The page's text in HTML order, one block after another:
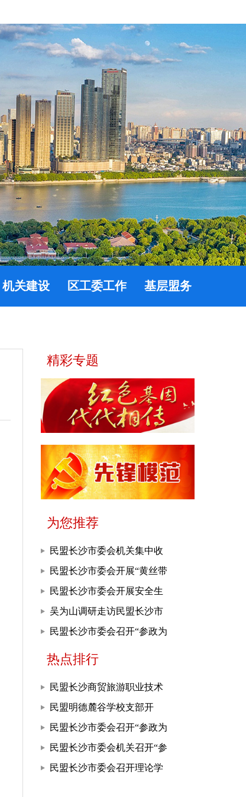
机关建设 区工委工作 基层盟务
精彩专题
为您推荐
民盟长沙市委会机关集中收
看庆祝中国共产党成立105周
年大会
民盟长沙市委会开展“黄丝带
帮教”活动
民盟长沙市委会开展安全生
产课题调研
吴为山调研走访民盟长沙市
委会机关
民盟长沙市委会召开“参政为
公、实干为民”主题教育推进
热点排行
民盟长沙商贸旅游职业技术
学院支部开展“参政为公、实
干为民”主题教育
民盟明德麓谷学校支部开
展“参政为公，实干为民”主
题教育
民盟长沙市委会召开“参政为
公、实干为民”主题教育推进
会
民盟长沙市委会机关召开“参
政为公、实干为民”主题教育
民盟长沙市委会召开理论学